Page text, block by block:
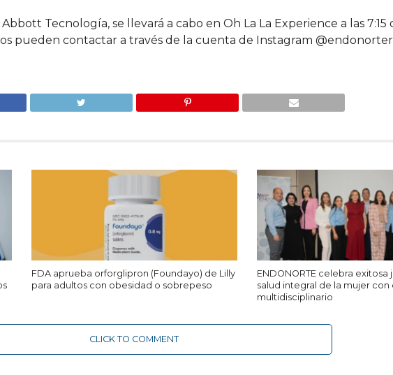
Tecnología, se llevará a cabo en Oh La La Experience a las 7:15
pueden contactar a través de la cuenta de Instagram
FDA aprueba orforglipron (Foundayo) de Lilly
para adultos con obesidad o sobrepeso
ENDONORTE celebra exitosa
salud integral de la mujer con
multidisciplinario
CLICK TO COMMENT